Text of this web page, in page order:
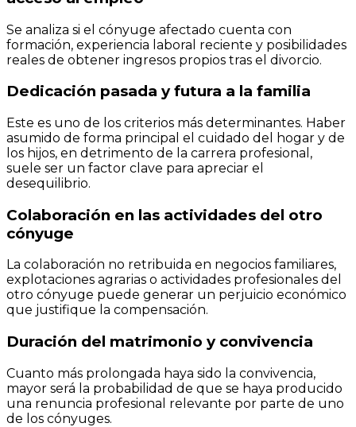
Se analiza si el cónyuge afectado cuenta con
formación, experiencia laboral reciente y posibilidades
reales de obtener ingresos propios tras el divorcio.
Dedicación pasada y futura a la familia
Este es uno de los criterios más determinantes. Haber
asumido de forma principal el cuidado del hogar y de
los hijos, en detrimento de la carrera profesional,
suele ser un factor clave para apreciar el
desequilibrio.
Colaboración en las actividades del otro
cónyuge
La colaboración no retribuida en negocios familiares,
explotaciones agrarias o actividades profesionales del
otro cónyuge puede generar un perjuicio económico
que justifique la compensación.
Duración del matrimonio y convivencia
Cuanto más prolongada haya sido la convivencia,
mayor será la probabilidad de que se haya producido
una renuncia profesional relevante por parte de uno
de los cónyuges.